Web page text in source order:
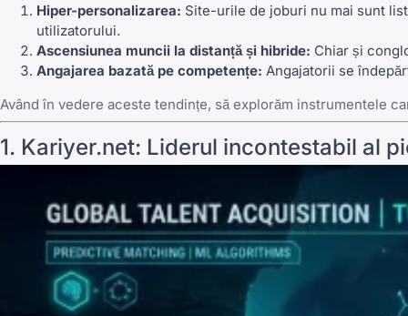
Hiper-personalizarea: Site-urile de joburi nu mai sunt
utilizatorului.
Ascensiunea muncii la distanță și hibride: Chiar și
Angajarea bazată pe competențe: Angajatorii se
Având în vedere aceste tendințe, să explorăm instrumentele
1. Kariyer.net: Liderul incontestabil al